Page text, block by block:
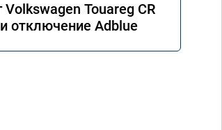
Touareg CR
отключение Adblue